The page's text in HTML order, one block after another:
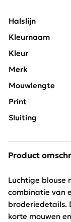
Halslijn
Kleurnaam
Kleur
Merk
Mouwlengte
Print
Sluiting
Product
Luchtige blouse
combinatie van
broderiedetails.
korte mouwen